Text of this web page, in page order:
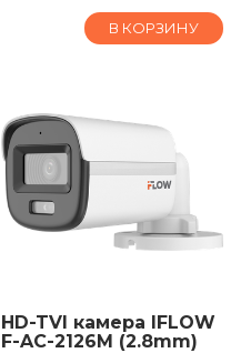
В КОРЗИНУ
HD-TVI камера IFLOW
F-AC-2126M (2.8mm)